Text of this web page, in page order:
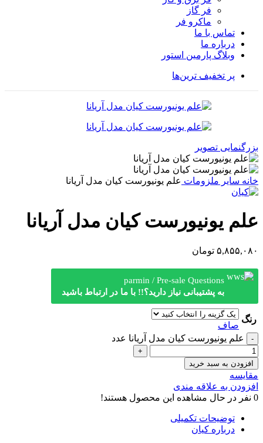
فر گاز
ماكرو فر
تماس با ما
درباره ما
وبلاگ پارمین استور
پر تخفیف ترین‌ها
بزرگنمایی تصویر
خانه سایر ملزومات علم یونیورست کیان مدل آریانا
علم یونیورست کیان مدل آریانا
۵,۸۵۵,۰۸۰ تومان
parmin / Pre-sale Questions
به پشتیبانی نیاز دارید؟!! با ما در ارتباط باشید
رنگ
صاف
علم یونیورست کیان مدل آریانا عدد
افزودن به سبد خرید
مقایسه
افزودن به علاقه مندی
0 نفر در حال مشاهده این محصول هستند!
توضیحات تکمیلی
درباره کیان